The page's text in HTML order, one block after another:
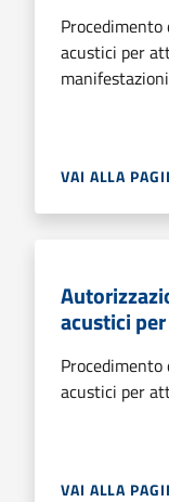
acustici per
VAI ALLA
acustici
acustici per
VAI ALLA